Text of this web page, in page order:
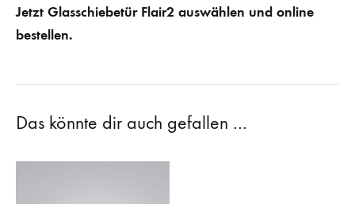
Jetzt Glasschiebetür Flair2 auswählen und online
bestellen.
Das könnte dir auch gefallen …